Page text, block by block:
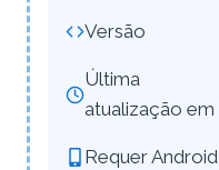
Versão
Última
atualização em
Requer Android